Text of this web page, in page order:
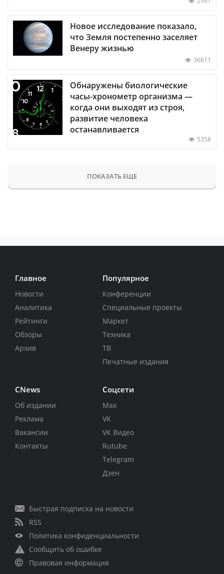
Новое исследование показало,
что Земля постепенно заселяет
Венеру жизнью
36611
Обнаружены биологические
часы-хронометр организма —
когда они выходят из строя,
развитие человека
останавливается
5358
ПОКАЗАТЬ ЕЩЕ
Главное
Новости
Аналитика
Рейтинги
Обзоры
Архив
Популярное
Конференции
Специальные проекты
Маркет
Техника
ТВ
Печатные издания
CNews
Об издании
Реклама
Вакансии
Контакты
Соцсети
Max
VK
VK Видео
Rutube
Telegram
Дзен
Быстрая подписка на новости
RSS
Политика конфиденциальности
Сообщить об ошибке
Правовая информация